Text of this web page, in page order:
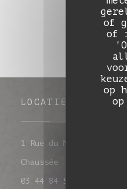
of
of
op
LOCATIE
1 Rue du Maréchal
Chaussée ((opent in
03 44 84 50 32